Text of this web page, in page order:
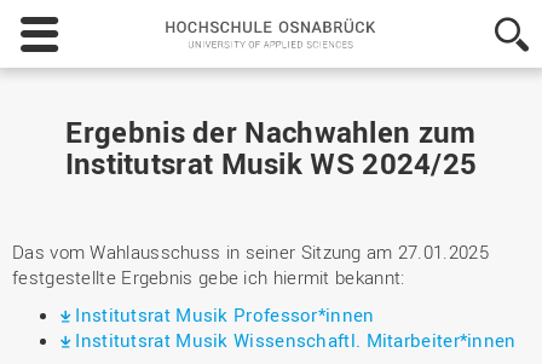
Hochschule
Osnabrück
-
Applied
Sciences
Ergebnis der Nachwahlen zum
Institutsrat Musik WS 2024/25
Das vom Wahlausschuss in seiner Sitzung am 27.01.2025
festgestellte Ergebnis gebe ich hiermit bekannt:
Institutsrat Musik Professor*innen
Institutsrat Musik Wissenschaftl. Mitarbeiter*innen